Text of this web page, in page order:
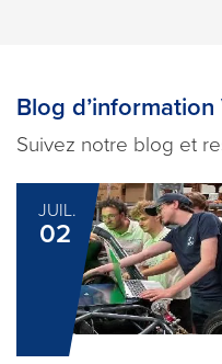
Blog
Suivez notre blog et
JUIL.
02